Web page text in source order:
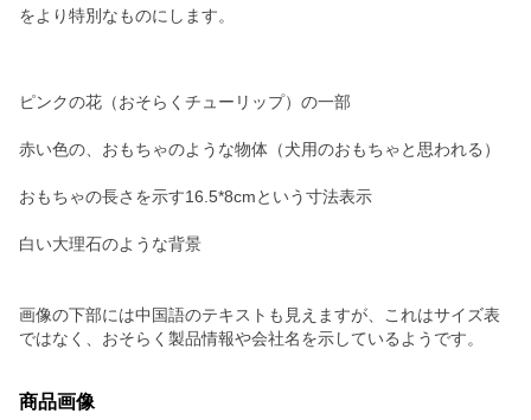
をより特別なものにします。
ピンクの花（おそらくチューリップ）の一部
赤い色の、おもちゃのような物体（犬用のおもちゃと思われる）
おもちゃの長さを示す16.5*8cmという寸法表示
白い大理石のような背景
画像の下部には中国語のテキストも見えますが、これはサイズ表
ではなく、おそらく製品情報や会社名を示しているようです。
商品画像